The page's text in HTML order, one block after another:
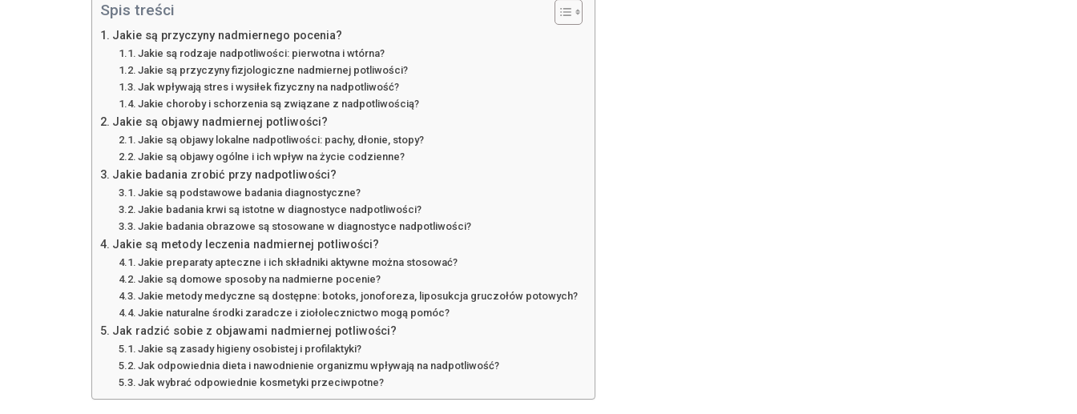
Spis treści
Jakie są przyczyny nadmiernego pocenia?
Jakie są rodzaje nadpotliwości: pierwotna i wtórna?
Jakie są przyczyny fizjologiczne nadmiernej potliwości?
Jak wpływają stres i wysiłek fizyczny na nadpotliwość?
Jakie choroby i schorzenia są związane z nadpotliwością?
Jakie są objawy nadmiernej potliwości?
Jakie są objawy lokalne nadpotliwości: pachy, dłonie, stopy?
Jakie są objawy ogólne i ich wpływ na życie codzienne?
Jakie badania zrobić przy nadpotliwości?
Jakie są podstawowe badania diagnostyczne?
Jakie badania krwi są istotne w diagnostyce nadpotliwości?
Jakie badania obrazowe są stosowane w diagnostyce nadpotliwości?
Jakie są metody leczenia nadmiernej potliwości?
Jakie preparaty apteczne i ich składniki aktywne można stosować?
Jakie są domowe sposoby na nadmierne pocenie?
Jakie metody medyczne są dostępne: botoks, jonoforeza, liposukcja gruczołów potowych?
Jakie naturalne środki zaradcze i ziołolecznictwo mogą pomóc?
Jak radzić sobie z objawami nadmiernej potliwości?
Jakie są zasady higieny osobistej i profilaktyki?
Jak odpowiednia dieta i nawodnienie organizmu wpływają na nadpotliwość?
Jak wybrać odpowiednie kosmetyki przeciwpotne?